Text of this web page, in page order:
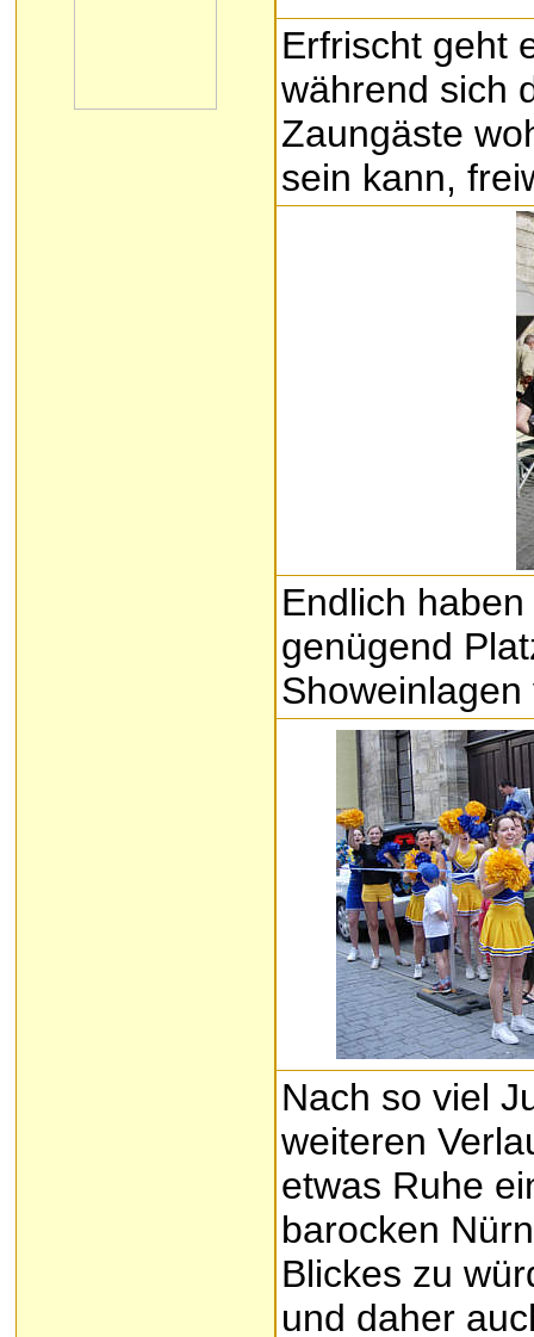
Erfrischt geht
während sich
Zaungäste
sein kann,
Endlich
genügend
Nach so viel
weiteren
etwas Ruhe
barocken
Blickes zu
und daher